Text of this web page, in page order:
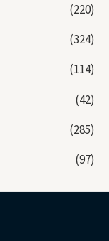
(220)
(324)
(114)
(42)
(285)
(97)